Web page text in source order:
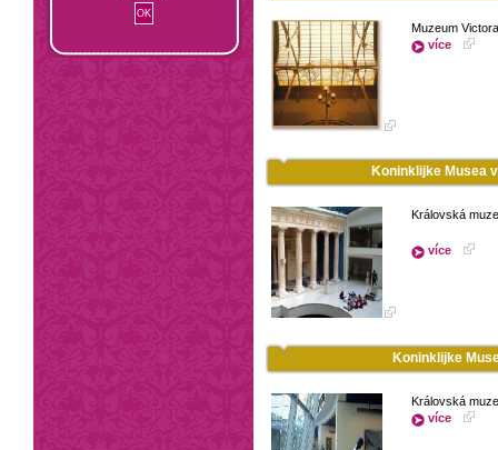
Muzeum
více
Koninklijke Musea
Královská
více
Koninklijke
Královská
více